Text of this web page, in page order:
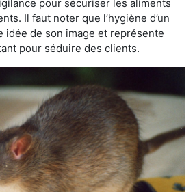
pour sécuriser les aliments
Il faut noter que l’hygiène d’un
idée de son image et représente
pour séduire des clients.